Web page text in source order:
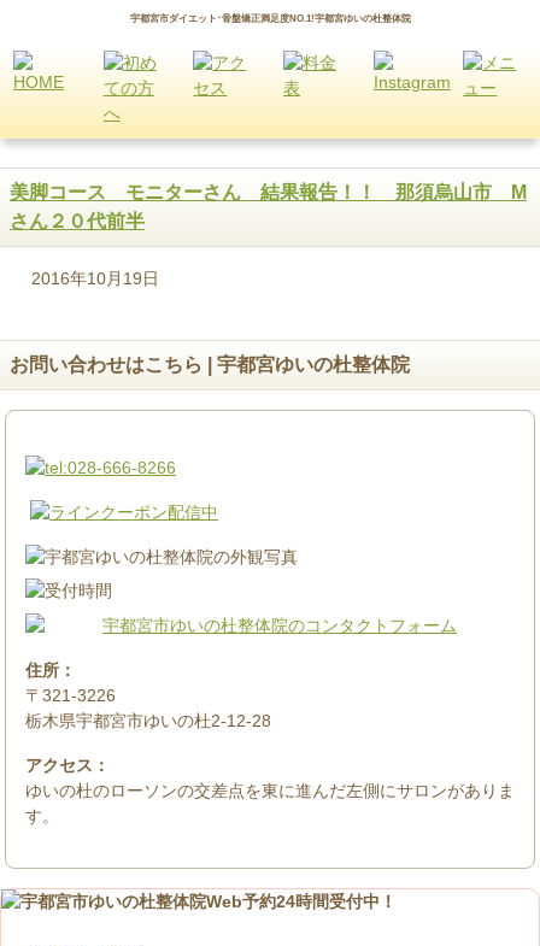
宇都宮市ダイエット･骨盤矯正満足度NO.1!宇都宮ゆいの杜整体院
美脚コース モニターさん 結果報告！！ 那須烏山市 M
さん２０代前半
2016年10月19日
お問い合わせはこちら | 宇都宮ゆいの杜整体院
住所：
〒321-3226
栃木県宇都宮市ゆいの杜2-12-28
アクセス：
ゆいの杜のローソンの交差点を東に進んだ左側にサロンがありま
す。